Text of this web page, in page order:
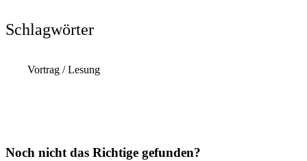
Schlagwörter
Vortrag / Lesung
Noch nicht das Richtige gefunden?